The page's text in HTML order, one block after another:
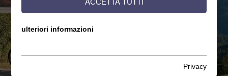
ACCETTA TUTTI
ulteriori informazioni
Privacy